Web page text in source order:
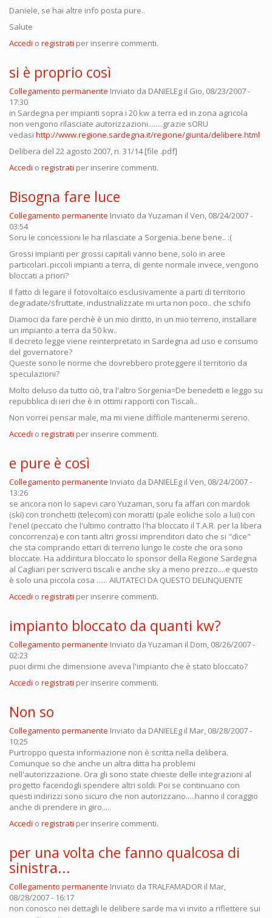
Daniele, se hai altre info posta pure..
Salute
Accedi o registrati per inserire commenti.
si è proprio così
Collegamento permanente Inviato da DANIELEg il Gio, 08/23/2007 -
17:30
in Sardegna per impianti sopra i 20 kw a terra ed in zona agricola
non vengono rilasciate autorizzazioni........grazie sORU
vedasi http://www.regione.sardegna.it/regione/giunta/delibere.html
Delibera del 22 agosto 2007, n. 31/14 [file .pdf]
Accedi o registrati per inserire commenti.
Bisogna fare luce
Collegamento permanente Inviato da Yuzaman il Ven, 08/24/2007 -
03:54
Soru le concessioni le ha rilasciate a Sorgenia..bene bene.. :(
Grossi impianti per grossi capitali vanno bene, solo in aree
particolari..piccoli impianti a terra, di gente normale invece, vengono
bloccati a priori?
Il fatto di legare il fotovoltaico esclusivamente a parti di territorio
degradate/sfruttate, industrializzate mi urta non poco.. che schifo
Diamoci da fare perchè è un mio diritto, in un mio terreno, installare
un impianto a terra da 50 kw..
Il decreto legge viene reinterpretato in Sardegna ad uso e consumo
del governatore?
Queste sono le norme che dovrebbero proteggere il territorio da
speculazioni?
Molto deluso da tutto ciò, tra l'altro Sorgenia=De benedetti e leggo su
repubblica di ieri che è in ottimi rapporti con Tiscali..
Non vorrei pensar male, ma mi viene difficile mantenermi sereno.
Accedi o registrati per inserire commenti.
e pure è così
Collegamento permanente Inviato da DANIELEg il Ven, 08/24/2007 -
13:26
se ancora non lo sapevi caro Yuzaman, soru fa affari con mardok
(ski) con tronchetti (telecom) con moratti (pale eoliche solo a lui) con
l'enel (peccato che l'ultimo contratto l'ha bloccato il T.A.R. per la libera
concorrenza) e con tanti altri grossi imprenditori dato che si "dice"
che sta comprando ettari di terreno lungo le coste che ora sono
bloccate. Ha addiritura bloccato lo sponsor della Regione Sardegna
al Cagliari per scriverci tiscali e anche sky a meno prezzo....e questo
è solo una piccola cosa ...... AIUTATECI DA QUESTO DELINQUENTE
Accedi o registrati per inserire commenti.
impianto bloccato da quanti kw?
Collegamento permanente Inviato da Yuzaman il Dom, 08/26/2007 -
02:23
puoi dirmi che dimensione aveva l'impianto che è stato bloccato?
Accedi o registrati per inserire commenti.
Non so
Collegamento permanente Inviato da DANIELEg il Mar, 08/28/2007 -
10:25
Purtroppo questa informazione non è scritta nella delibera.
Comunque so che anche un altra ditta ha problemi
nell'autorizzazione. Ora gli sono state chieste delle integrazioni al
progetto facendogli spendere altri soldi. Poi se continuano con
questi indirizzi sono sicuro che non autorizzano.....hanno il coraggio
anche di prendere in giro.....
Accedi o registrati per inserire commenti.
per una volta che fanno qualcosa di
sinistra...
Collegamento permanente Inviato da TRALFAMADOR il Mar,
08/28/2007 - 16:17
non conosco nei dettagli le delibere sarde ma vi invito a riflettere sui